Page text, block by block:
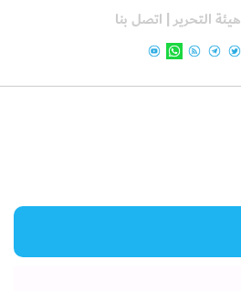
هيئة التحرير | اتصل بنا